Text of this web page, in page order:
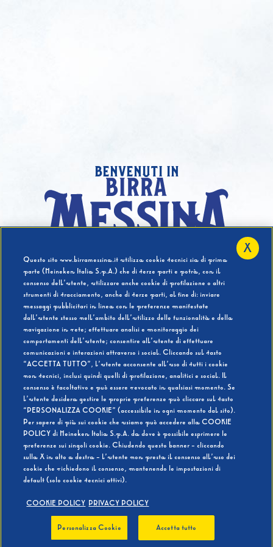
benvenuti in
Hai compiuto 18 Anni?
SI NO
BEVI RESPONSABILMENTE
Questo sito www.birramessina.it utilizza cookie tecnici sia di prima
parte (Heineken Italia S.p.A.) che di terze parti e potrà, con il
consenso dell’utente, utilizzare anche cookie di profilazione o altri
strumenti di tracciamento, anche di terze parti, al fine di: inviare
messaggi pubblicitari in linea con le preferenze manifestate
dall’utente stesso nell’ambito dell’utilizzo delle funzionalità e della
navigazione in rete; effettuare analisi e monitoraggio dei
comportamenti dell’utente; consentire all’utente di effettuare
comunicazioni e interazioni attraverso i social. Cliccando sul tasto
“ACCETTA TUTTO”, l’utente acconsente all’uso di tutti i cookie
non tecnici, inclusi quindi quelli di profilazione, analitici e social. Il
consenso è facoltativo e può essere revocato in qualsiasi momento. Se
l’utente desidera gestire le proprie preferenze può cliccare sul tasto
“PERSONALIZZA COOKIE” (accessibile in ogni momento dal sito).
Per sapere di più sui cookie che usiamo può accedere alla COOKIE
POLICY di Heineken Italia S.p.A. da dove è possibile esprimere le
preferenze sui singoli cookie. Chiudendo questo banner - cliccando
sulla X in alto a destra - l’utente non presta il consenso all’uso dei
cookie che richiedono il consenso, mantenendo le impostazioni di
default (solo cookie tecnici attivi).
COOKIE POLICY PRIVACY POLICY
Personalizza Cookie Accetta tutto
X